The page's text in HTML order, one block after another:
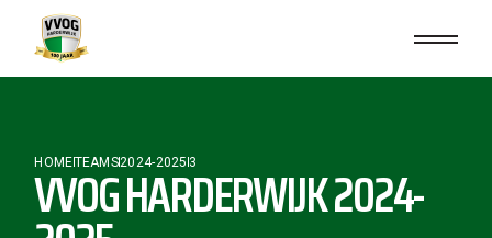
HOMETEAMS2024-2025 3
VVOG HARDERWIJK 2024-